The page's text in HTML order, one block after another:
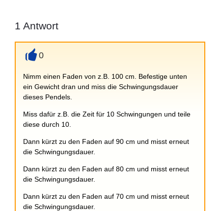
1 Antwort
0
Nimm einen Faden von z.B. 100 cm. Befestige unten
ein Gewicht dran und miss die Schwingungsdauer
dieses Pendels.
Miss dafür z.B. die Zeit für 10 Schwingungen und teile
diese durch 10.
Dann kürzt zu den Faden auf 90 cm und misst erneut
die Schwingungsdauer.
Dann kürzt zu den Faden auf 80 cm und misst erneut
die Schwingungsdauer.
Dann kürzt zu den Faden auf 70 cm und misst erneut
die Schwingungsdauer.